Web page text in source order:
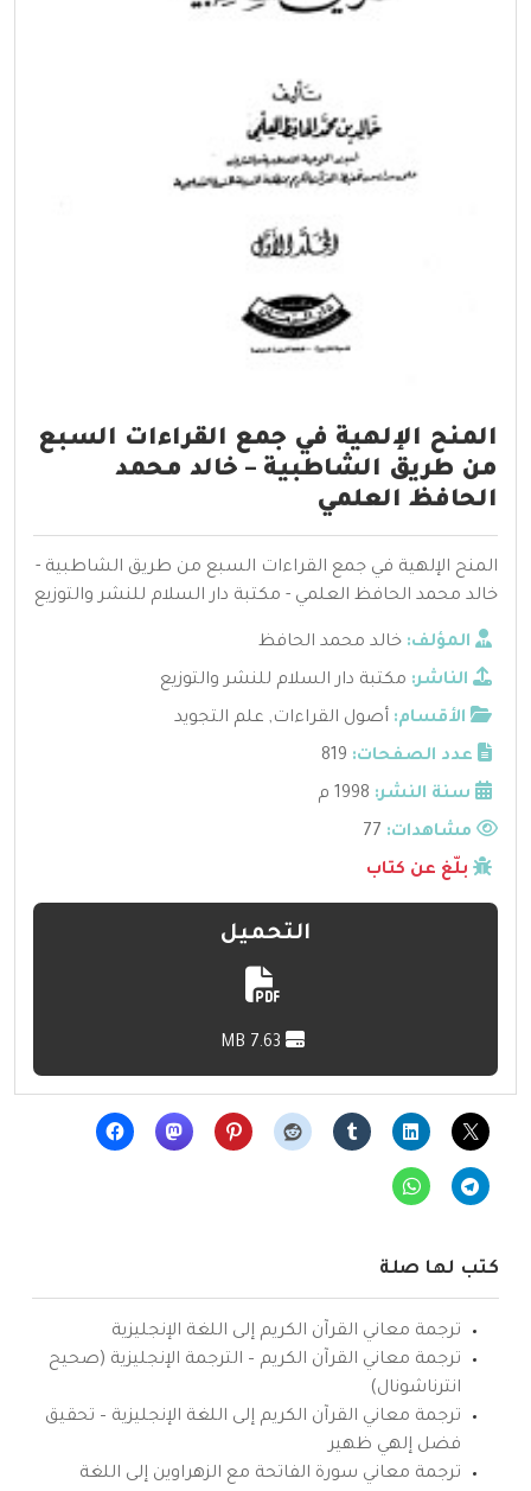
المنح الإلهية في جمع القراءات السبع
من طريق الشاطبية – خالد محمد
الحافظ العلمي
المنح الإلهية في جمع القراءات السبع من طريق الشاطبية -
خالد محمد الحافظ العلمي - مكتبة دار السلام للنشر والتوزيع
المؤلف: خالد محمد الحافظ
الناشر: مكتبة دار السلام للنشر والتوزيع
الأقسام: أصول القراءات, علم التجويد
عدد الصفحات: 819
سنة النشر: 1998 م
مشاهدات:
بلّغ عن كتاب
التحميل
كتب لها صلة
ترجمة معاني القرآن الكريم إلى اللغة الإنجليزية
ترجمة معاني القرآن الكريم – الترجمة الإنجليزية (صحيح
انترناشونال)
ترجمة معاني القرآن الكريم إلى اللغة الإنجليزية – تحقيق
فضل إلهي ظهير
ترجمة معاني سورة الفاتحة مع الزهراوين إلى اللغة